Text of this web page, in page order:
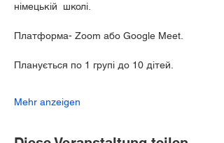
німецькій  школі.
Платформа- Zoom або Google Meet.
Планується по 1 групі до 10 дітей.
Mehr anzeigen